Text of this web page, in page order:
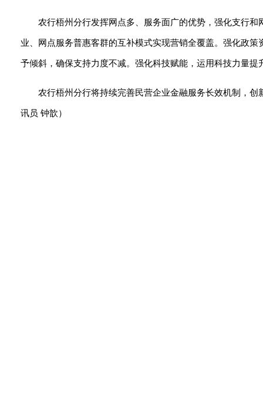
农行梧州分行发挥网点多、服务面广的优势，强化支行
业、网点服务普惠客群的互补模式实现营销全覆盖。强化政
予倾斜，确保支持力度不减。强化科技赋能，运用科技力量
农行梧州分行将持续完善民营企业金融服务长效机制，
讯员 钟歆）